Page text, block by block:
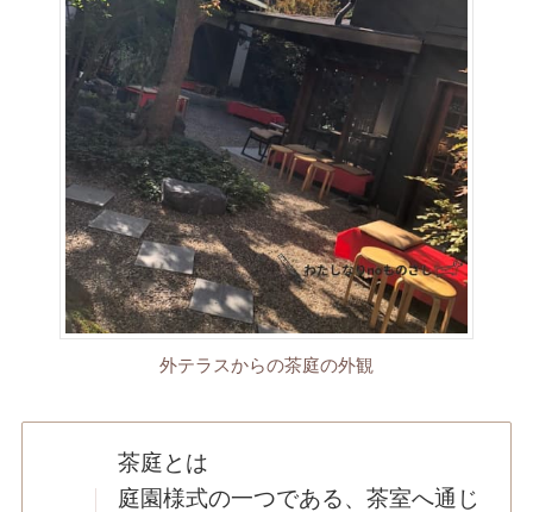
外テラスからの茶庭の外観
茶庭とは
庭園様式の一つである、茶室へ通じ